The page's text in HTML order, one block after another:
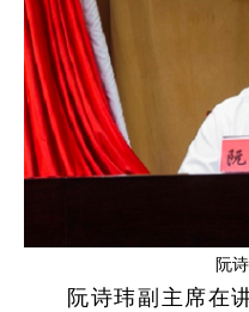
阮
阮诗玮副主席在